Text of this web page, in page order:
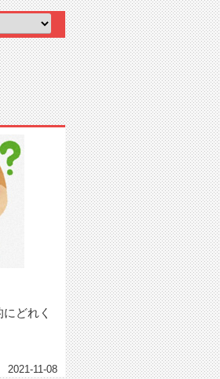
どれく
2021-11-08